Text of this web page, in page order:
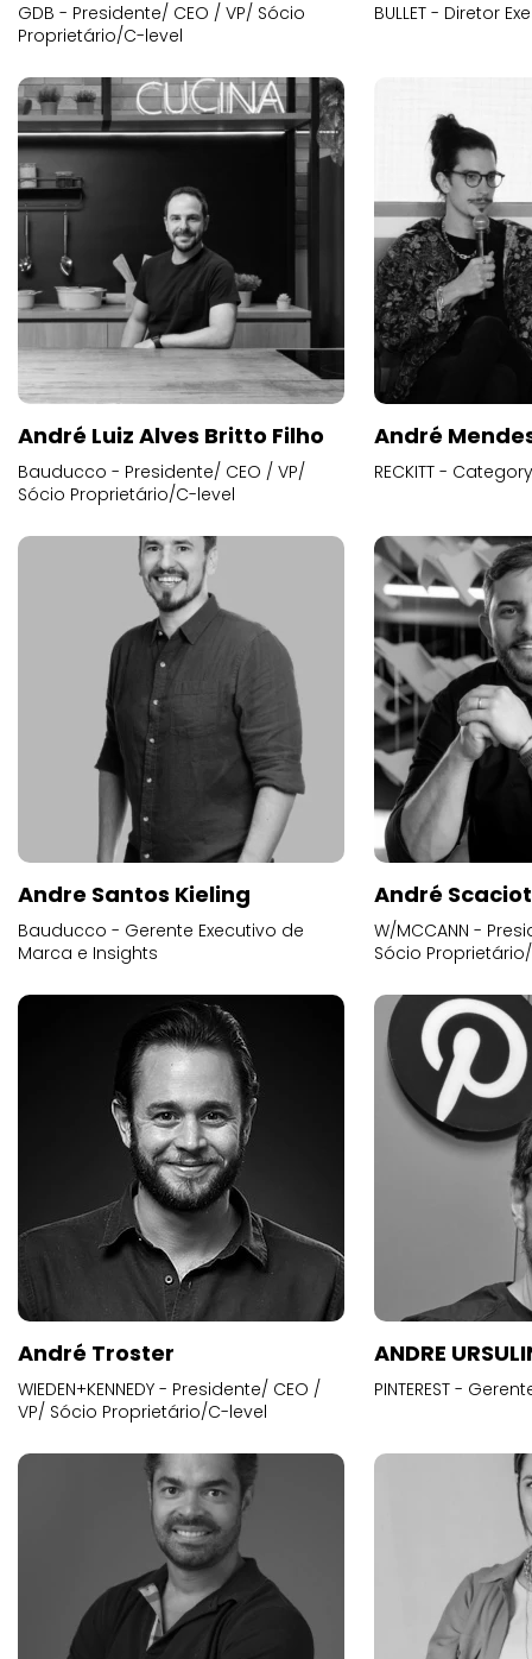
GDB - Presidente/ CEO / VP/ Sócio
Proprietário/C-level
BULLET - Diretor
André Luiz Alves Britto Filho
Bauducco - Presidente/ CEO / VP/
Sócio Proprietário/C-level
André
RECKITT -
Andre Santos Kieling
Bauducco - Gerente Executivo de
Marca e Insights
André
W/MCCANN -
Sócio
André Troster
WIEDEN+KENNEDY - Presidente/ CEO /
VP/ Sócio Proprietário/C-level
ANDRE
PINTEREST -